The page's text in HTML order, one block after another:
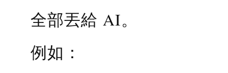
全部丟給 AI。
例如：